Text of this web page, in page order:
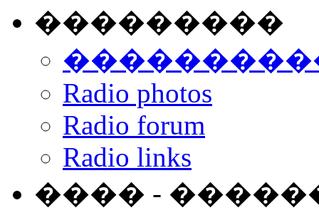
���������
Radio photos
Radio forum
Radio links
���� -